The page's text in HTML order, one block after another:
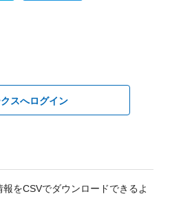
スへログイン
をCSVでダウンロードできるよ